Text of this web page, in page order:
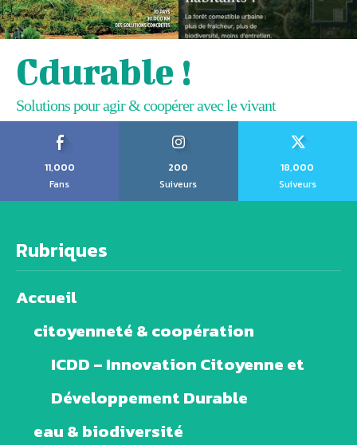
Cdurable !
Solutions pour agir & coopérer avec le vivant
11,000
Fans
200
Suiveurs
18,000
Suiveurs
Rubriques
Accueil
citoyenneté & coopération
ICDD – Innovation Citoyenne et
Développement Durable
eau & biodiversité